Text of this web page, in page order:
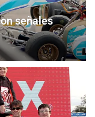
señales